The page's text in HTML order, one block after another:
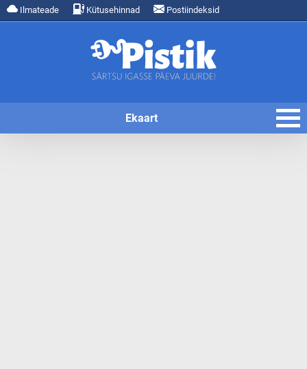
Ilmateade Kütusehinnad Postiindeksid
Ekaart